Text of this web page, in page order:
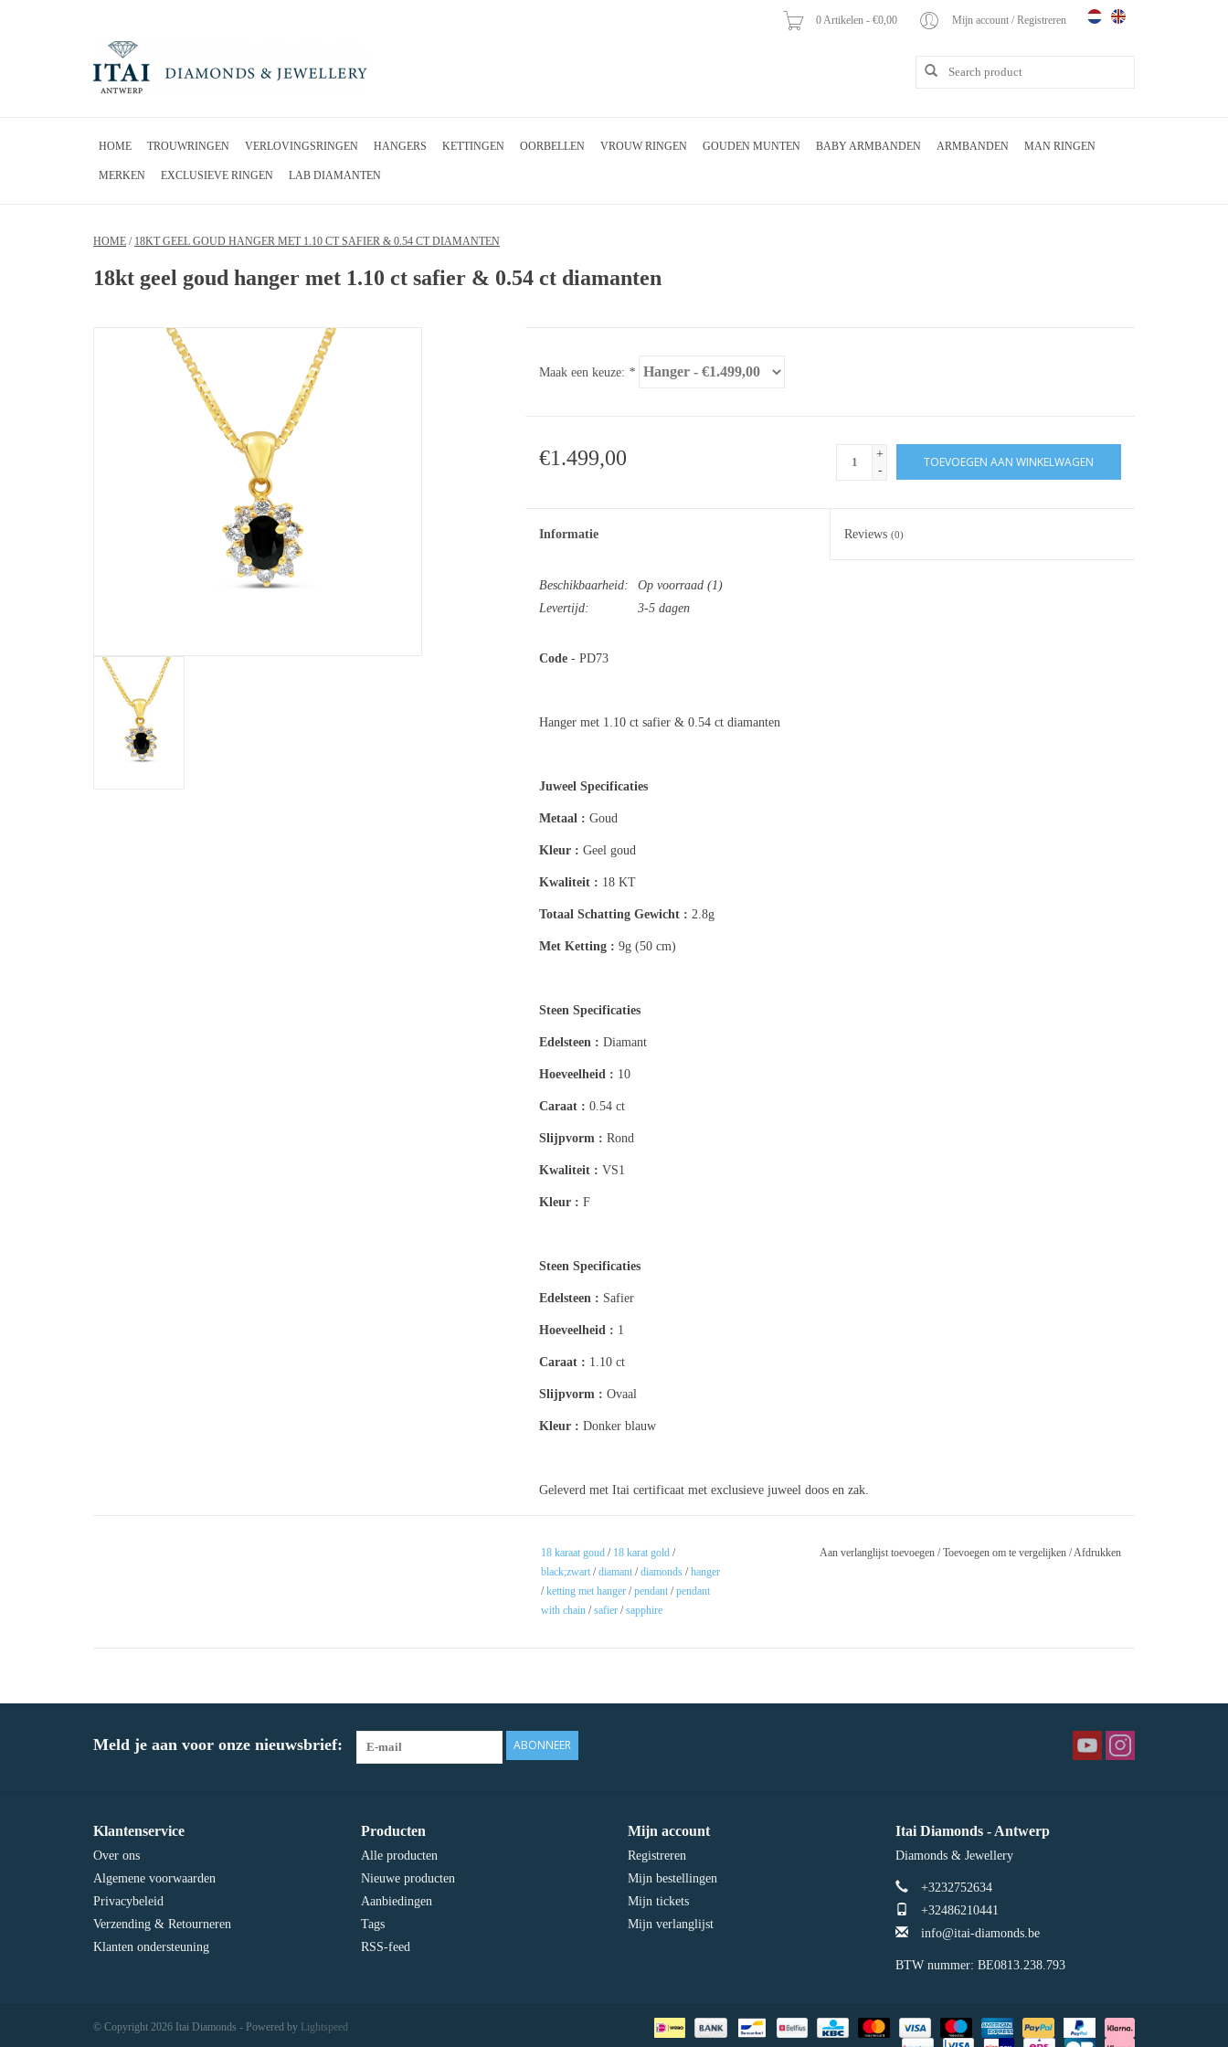
0 Artikelen - €0,00 Mijn account / Registreren
HOME TROUWRINGEN VERLOVINGSRINGEN HANGERS KETTINGEN OORBELLEN VROUW RINGEN GOUDEN MUNTEN BABY ARMBANDEN ARMBANDEN MAN RINGEN
MERKEN EXCLUSIEVE RINGEN LAB DIAMANTEN
HOME / 18KT GEEL GOUD HANGER MET 1.10 CT SAFIER & 0.54 CT DIAMANTEN
18kt geel goud hanger met 1.10 ct safier & 0.54 ct diamanten
Maak een keuze: *
€1.499,00
+
-
TOEVOEGEN AAN WINKELWAGEN
Informatie Reviews(0)
Beschikbaarheid: Op voorraad(1)
Levertijd:
3-5 dagen
Code - PD73
Hanger met 1.10 ct safier & 0.54 ct diamanten
Juweel Specificaties
Metaal : Goud
Kleur : Geel goud
Kwaliteit : 18 KT
Totaal Schatting Gewicht : 2.8g
Met Ketting : 9g (50 cm)
Steen Specificaties
Edelsteen : Diamant
Hoeveelheid : 10
Caraat : 0.54 ct
Slijpvorm : Rond
Kwaliteit : VS1
Kleur : F
Steen Specificaties
Edelsteen : Safier
Hoeveelheid : 1
Caraat : 1.10 ct
Slijpvorm : Ovaal
Kleur : Donker blauw
Geleverd met Itai certificaat met exclusieve juweel doos en zak.
18 karaat goud / 18 karat gold /
black;zwart /diamant /diamonds /hanger
/ketting met hanger /pendant /pendant
with chain /safier /sapphire
Aan verlanglijst toevoegen/Toevoegen om te vergelijken /Afdrukken
Meld je aan voor onze nieuwsbrief: ABONNEER
Klantenservice
Over ons
Algemene voorwaarden
Privacybeleid
Verzending & Retourneren
Klanten ondersteuning
Producten
Alle producten
Nieuwe producten
Aanbiedingen
Tags
RSS-feed
Mijn account
Registreren
Mijn bestellingen
Mijn tickets
Mijn verlanglijst
Itai Diamonds - Antwerp
Diamonds & Jewellery
+3232752634
+32486210441
info@itai-diamonds.be
BTW nummer: BE0813.238.793
© Copyright 2026 Itai Diamonds - Powered by Lightspeed